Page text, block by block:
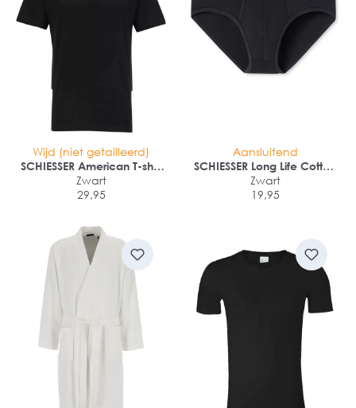
Wijd (niet getailleerd)
SCHIESSER American T-shirt
(2-pack)
Zwart
29,95
Aansluitend
SCHIESSER Long Life Cotton
midi-slip (1-pack)
Zwart
19,95